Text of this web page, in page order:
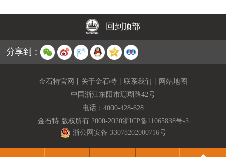
回到顶部
分享到：
金石特官网 关于金石特 联系我们
网站地图
中国浙江东阳市珊瑚路42号
电话： 4000-428-628
金石特 版权所有 2000-2020浙ICP备11065838号-3
浙公网安备 33078202000716号